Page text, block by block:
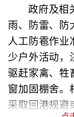
政府及相
雨、防雷、防
人工防雹作
少户外活动，
驱赶家禽、牲
窗加固棚舍。
采取回港规避